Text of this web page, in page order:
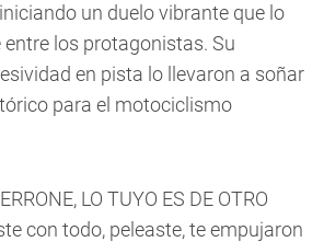
un duelo vibrante que lo
los protagonistas. Su
en pista lo llevaron a soñar
para el motociclismo
LO TUYO ES DE OTRO
con todo, peleaste, te empujaron